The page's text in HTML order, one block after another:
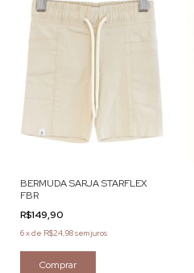
BERMUDA SARJA STARFLEX
FBR
R$149,90
6xde R$24,98sem juros
Comprar